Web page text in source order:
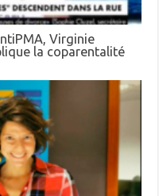
Virginie
la coparentalité